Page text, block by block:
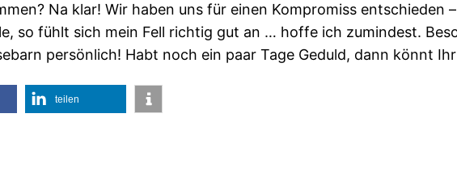
Na klar! Wir haben uns für einen Kompromiss
so fühlt sich mein Fell richtig gut an … hoffe ich zumindest.
persönlich! Habt noch ein paar Tage Geduld, dann könnt
teilen